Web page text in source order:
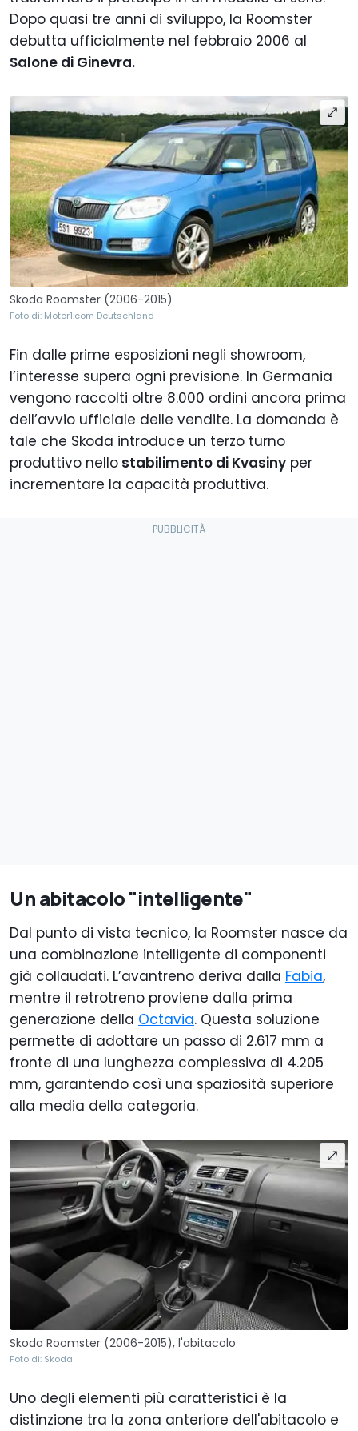
Dopo quasi tre anni di sviluppo, la Roomster
debutta ufficialmente nel febbraio 2006 al
Salone di Ginevra.
Skoda Roomster (2006-2015)
Foto di: Motor1.com Deutschland
Fin dalle prime esposizioni negli showroom,
l’interesse supera ogni previsione. In Germania
vengono raccolti oltre 8.000 ordini ancora prima
dell’avvio ufficiale delle vendite. La domanda è
tale che Skoda introduce un terzo turno
produttivo nello stabilimento di Kvasiny per
incrementare la capacità produttiva.
Un abitacolo "intelligente"
Dal punto di vista tecnico, la Roomster nasce da
una combinazione intelligente di componenti
già collaudati. L’avantreno deriva dalla Fabia,
mentre il retrotreno proviene dalla prima
generazione della Octavia. Questa soluzione
permette di adottare un passo di 2.617 mm a
fronte di una lunghezza complessiva di 4.205
mm, garantendo così una spaziosità superiore
alla media della categoria.
Skoda Roomster (2006-2015), l'abitacolo
Foto di: Skoda
Uno degli elementi più caratteristici è la
distinzione tra la zona anteriore dell'abitacolo e